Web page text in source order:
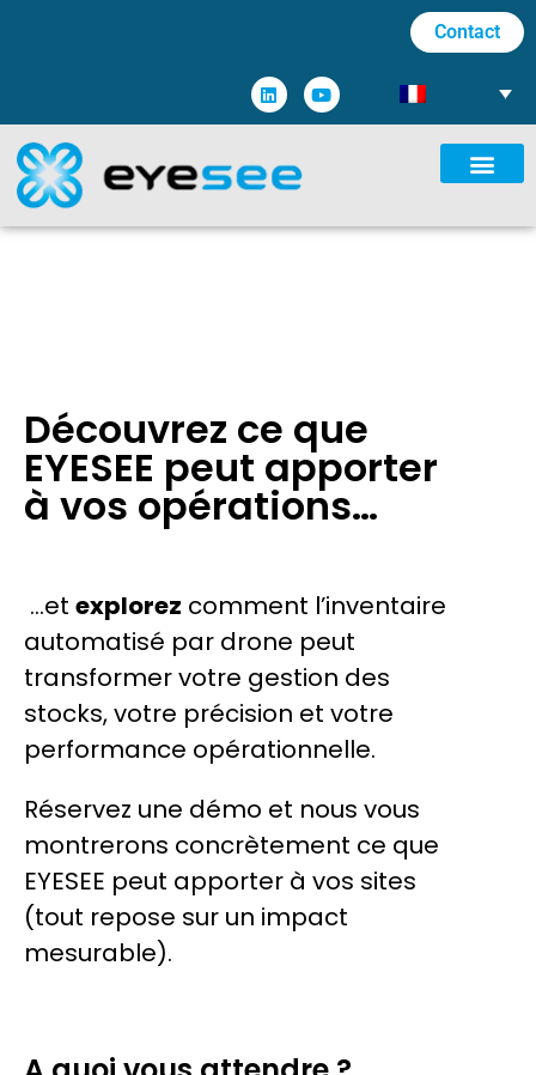
Contact
Découvrez ce que
EYESEE peut apporter
à vos opérations…
…et explorez comment l’inventaire
automatisé par drone peut
transformer votre gestion des
stocks, votre précision et votre
performance opérationnelle.
Réservez une démo et nous vous
montrerons concrètement ce que
EYESEE peut apporter à vos sites
(tout repose sur un impact
mesurable).